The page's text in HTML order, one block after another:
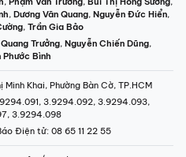
, Dương Văn Quang, Nguyễn Đức Hiển,
, Trần Gia Bảo
Trưởng, Nguyễn Chiến Dũng,
Phước Bình
Khai, Phường Bàn Cờ, TP.HCM
3.9294.092, 3.9294.093,
3.9294.098
Điện tử: 08 65 11 22 55